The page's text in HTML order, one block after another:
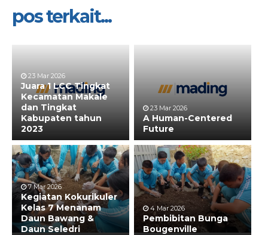
pos terkait...
23 Mar 2026
Juara 1 LCC Tingkat
Kecamatan Makale
dan Tingkat
Kabupaten tahun
2023
23 Mar 2026
A Human-Centered
Future
7 Mar 2026
Kegiatan Kokurikuler
Kelas 7 Menanam
Daun Bawang &
Daun Seledri
4 Mar 2026
Pembibitan Bunga
Bougenville